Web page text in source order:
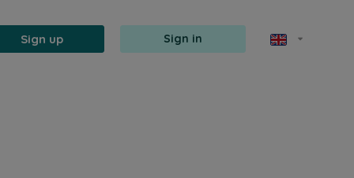
Sign up Sign in